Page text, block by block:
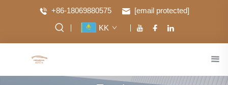
+86-18069880575
[email protected]
KK